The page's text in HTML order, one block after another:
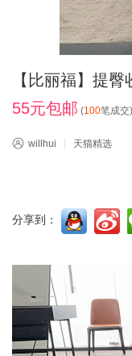
【比丽福】提
55元包邮 (100笔成交)
willhui 天猫精选
分享到：